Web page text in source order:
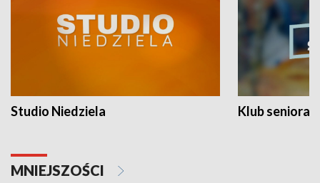
Studio Niedziela Klub seniora
MNIEJSZOŚCI